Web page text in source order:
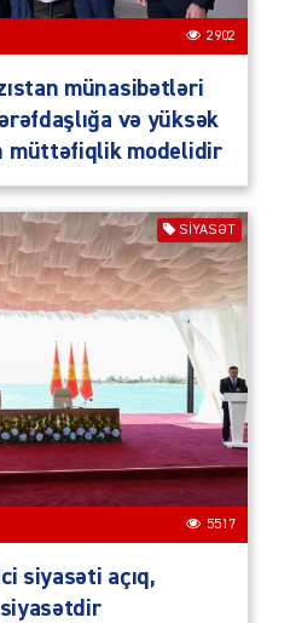
2902
münasibətləri
və yüksək
müttəfiqlik modelidir
SIYASƏT
5517
siyasəti açıq,
siyasətdir